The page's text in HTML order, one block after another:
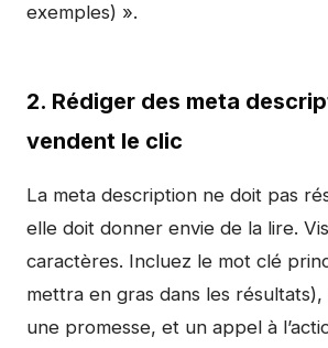
exemples) ».
2. Rédiger des meta
vendent le clic
La meta description ne doit pas
elle doit donner envie de la lire.
caractères. Incluez le mot clé
mettra en gras dans les
une promesse, et un appel à